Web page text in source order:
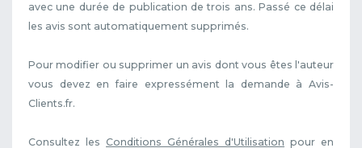
avec une durée de publication de trois ans. Passé ce délai
les avis sont automatiquement supprimés.
Pour modifier ou supprimer un avis dont vous êtes l'auteur
vous devez en faire expressément la demande à Avis-
Clients.fr.
Consultez les Conditions Générales d'Utilisation pour en